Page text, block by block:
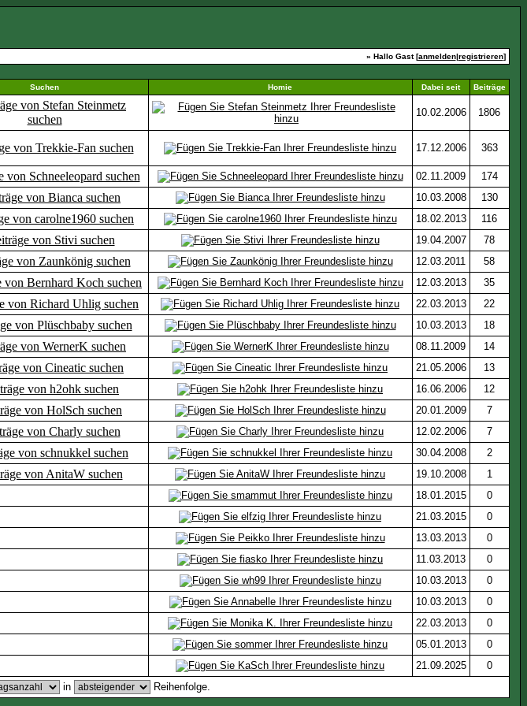
» Hallo Gast [anmelden|registrieren]
Suchen Homie Dabei seit Beiträge
10.02.2006 1806
17.12.2006 363
02.11.2009
174
10.03.2008
130
18.02.2013
116
19.04.2007
78
12.03.2011
58
12.03.2013
35
22.03.2013
22
10.03.2013
18
08.11.2009
14
21.05.2006
13
16.06.2006
12
20.01.2009
7
12.02.2006
7
30.04.2008
2
19.10.2008
1
18.01.2015
0
21.03.2015
0
13.03.2013
0
11.03.2013
0
10.03.2013
0
10.03.2013
0
22.03.2013
0
05.01.2013
0
21.09.2025
0
in Reihenfolge.